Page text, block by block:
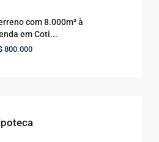
com 8.000m² à
em Coti...
800.000